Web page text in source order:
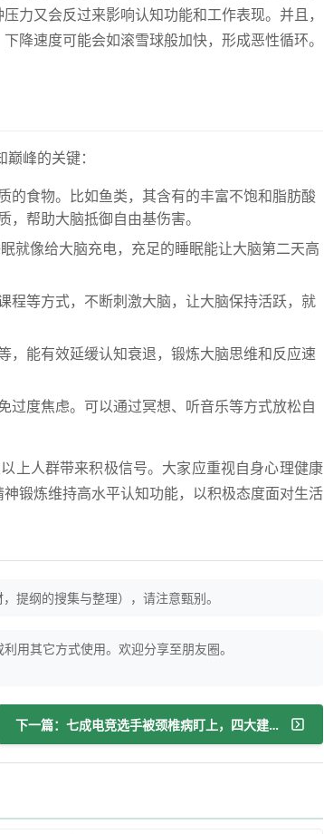
力又会反过来影响认知功能和工作表现。并且，
降速度可能会如滚雪球般加快，形成恶性循环。
峰的关键：
的食物。比如鱼类，其含有的丰富不饱和脂肪酸
帮助大脑抵御自由基伤害。
就像给大脑充电，充足的睡眠能让大脑第二天高
程等方式，不断刺激大脑，让大脑保持活跃，就
，能有效延缓认知衰退，锻炼大脑思维和反应速
过度焦虑。可以通过冥想、听音乐等方式放松自
上人群带来积极信号。大家应重视自身心理健康
锻炼维持高水平认知功能，以积极态度面对生活
提纲的搜集与整理），请注意甄别。
用其它方式使用。欢迎分享至朋友圈。
下一篇：七成电竞选手被颈椎病盯上，四大建议拯救健康危机！